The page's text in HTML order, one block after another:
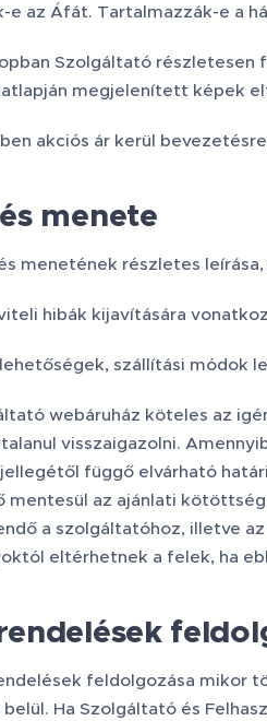
e az Áfát. Tartalmazzák-e a
Szolgáltató
megjelenített képek
akciós ár kerül
menete
menetének részletes
hibák kijavítására
szállítási módok
webáruház köteles az
visszaigazolni.
függő elvárható
mentesül az ajánlati
a szolgáltatóhoz, illetve
eltérhetnek a felek, ha
feldolgozása mikor
belül. Ha Szolgáltató és